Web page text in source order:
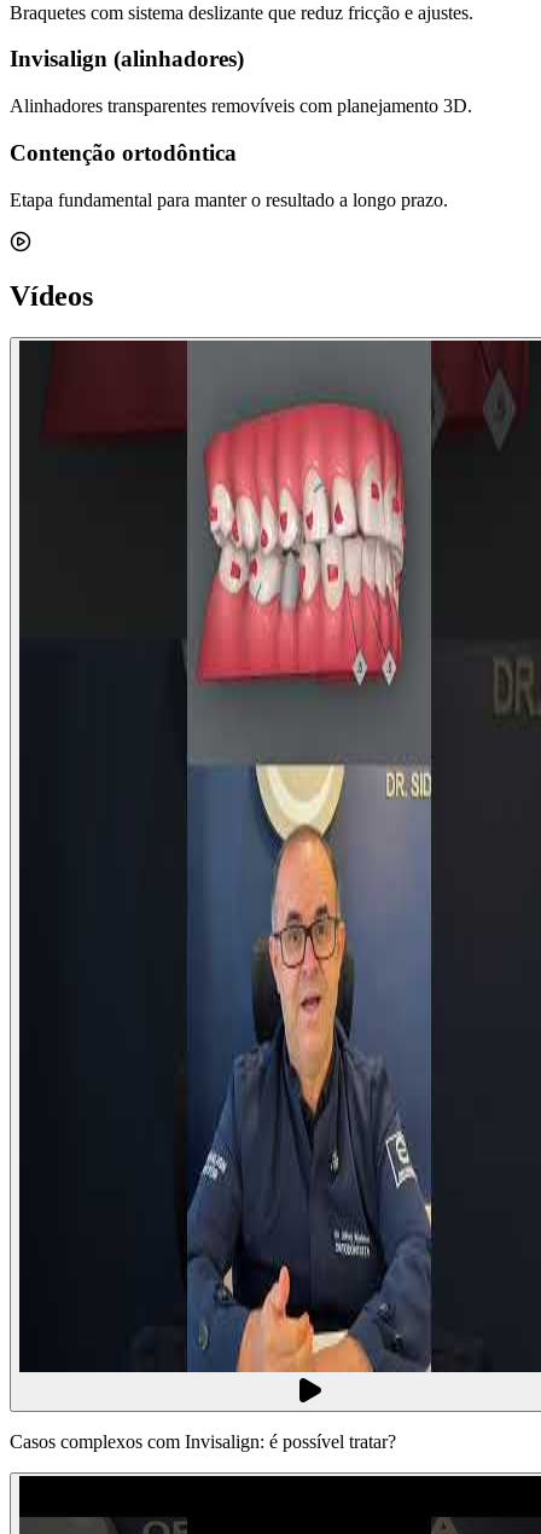
Braquetes com sistema deslizante que reduz fricção e ajustes.
Invisalign (alinhadores)
Alinhadores transparentes removíveis com planejamento 3D.
Contenção ortodôntica
Etapa fundamental para manter o resultado a longo prazo.
Vídeos
Casos complexos com Invisalign: é possível tratar?